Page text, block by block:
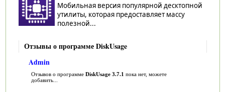
Мобильная версия популярной десктопной
утилиты, которая предоставляет массу
полезной...
Отзывы о программе DiskUsage
Admin
Отзывов о программе DiskUsage 3.7.1 пока нет, можете
добавить...